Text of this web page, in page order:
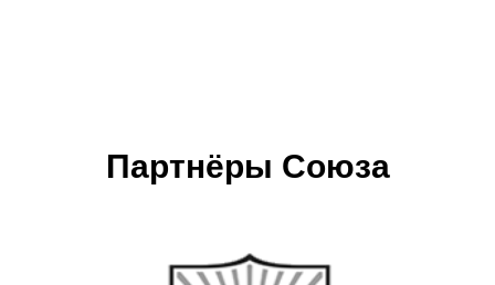
Партнёры Союза